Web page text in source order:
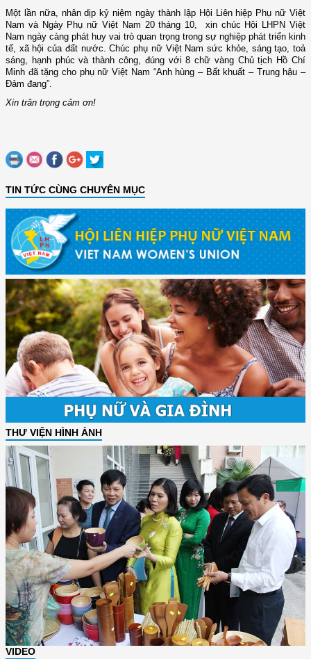
Một lần nữa, nhân dịp kỷ niệm ngày thành lập Hội Liên hiệp Phụ nữ Việt
Nam và Ngày Phụ nữ Việt Nam 20 tháng 10, xin chúc Hội LHPN Việt
Nam ngày càng phát huy vai trò quan trọng trong sự nghiệp phát triển kinh
tế, xã hội của đất nước. Chúc phụ nữ Việt Nam sức khỏe, sáng tạo, toả
sáng, hạnh phúc và thành công, đúng với 8 chữ vàng Chủ tịch Hồ Chí
Minh đã tặng cho phụ nữ Việt Nam “Anh hùng – Bất khuất – Trung hậu –
Đảm đang”
Xin trân trọng cảm ơn!
TIN TỨC CÙNG CHUYÊN MỤC
THƯ VIỆN HÌNH ẢNH
VIDEO